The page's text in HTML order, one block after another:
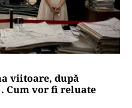
viitoare, după
Cum vor fi reluate